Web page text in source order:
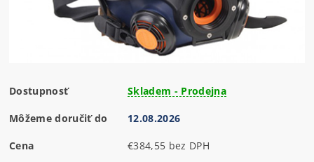
Dostupnosť Skladem - Prodejna
Môžeme doručiť do 12.08.2026
Cena €384,55 bez DPH